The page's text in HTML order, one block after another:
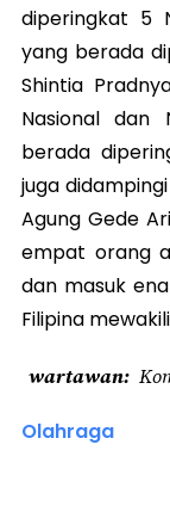
diperingkat 5
yang berada
Shintia
Nasional dan
berada
juga
Agung Gede
empat orang
dan masuk
Filipina
wartawan
Olahraga